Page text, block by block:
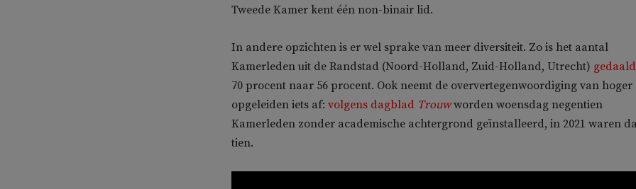
Tweede Kamer kent één non-binair lid.
In andere opzichten is er wel sprake van meer diversiteit. Zo is het aantal
Kamerleden uit de Randstad (Noord-Holland, Zuid-Holland, Utrecht) gedaald
70 procent naar 56 procent. Ook neemt de oververtegenwoordiging van hoger
opgeleiden iets af: volgens dagblad Trouwworden woensdag negentien
Kamerleden zonder academische achtergrond geïnstalleerd, in 2021 waren
tien.